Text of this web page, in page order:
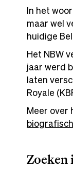
In het
maar wel
huidige
Het NBW
jaar werd
laten
Royale
Meer over
Zoeken